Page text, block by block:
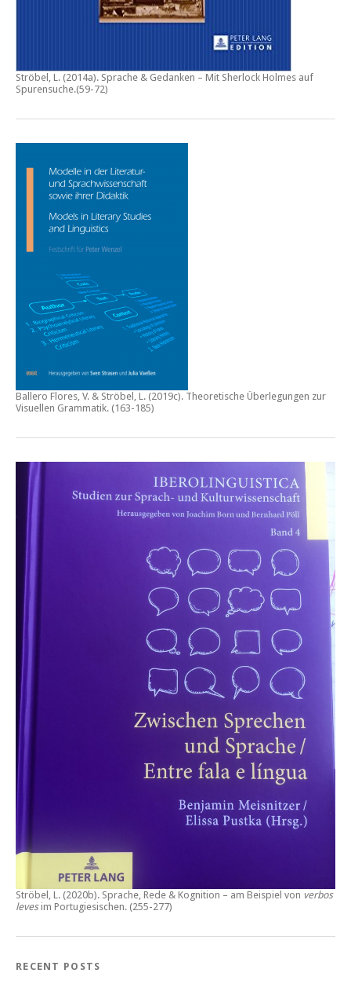
Ströbel, L. (2014a). Sprache & Gedanken – Mit Sherlock Holmes auf
Spurensuche.(59-72)
Ballero Flores, V. & Ströbel, L. (2019c). Theoretische Überlegungen zur
Visuellen Grammatik. (163-185)
Ströbel, L. (2020b). Sprache, Rede & Kognition – am Beispiel von verbos
levesim Portugiesischen. (255-277)
RECENT POSTS